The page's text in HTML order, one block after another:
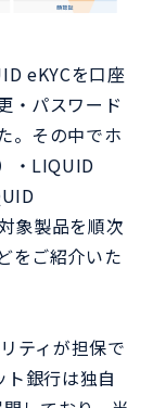
eKYCを口座
・パスワード
。その中でホ
・LIQUID
象製品を順次
をご紹介いた
ティが担保で
銀行は独自